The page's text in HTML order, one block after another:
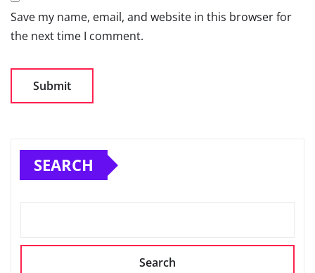
Save my name, email, and website in this browser for
the next time I comment.
SEARCH
Search